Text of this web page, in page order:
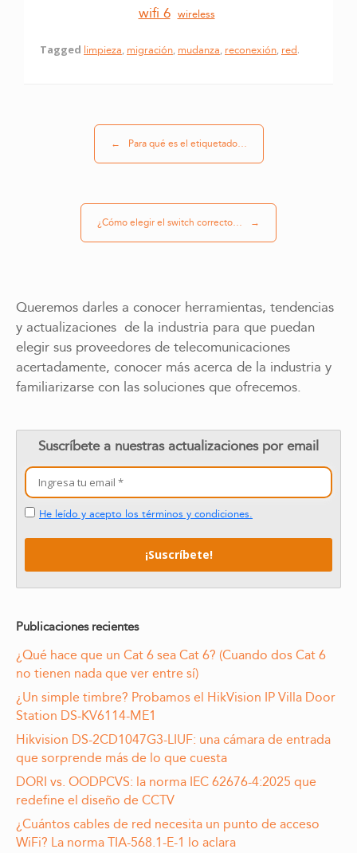
wifi 6 wireless
Tagged limpieza, migración, mudanza, reconexión, red.
← Para qué es el etiquetado…
¿Cómo elegir el switch correcto… →
Queremos darles a conocer herramientas, tendencias
y actualizaciones de la industria para que puedan
elegir sus proveedores de telecomunicaciones
acertadamente, conocer más acerca de la industria y
familiarizarse con las soluciones que ofrecemos.
Suscríbete a nuestras actualizaciones por email
He leído y acepto los términos y condiciones.
Publicaciones recientes
¿Qué hace que un Cat 6 sea Cat 6? (Cuando dos Cat 6
no tienen nada que ver entre sí)
¿Un simple timbre? Probamos el HikVision IP Villa Door
Station DS-KV6114-ME1
Hikvision DS-2CD1047G3-LIUF: una cámara de entrada
que sorprende más de lo que cuesta
DORI vs. OODPCVS: la norma IEC 62676-4:2025 que
redefine el diseño de CCTV
¿Cuántos cables de red necesita un punto de acceso
WiFi? La norma TIA-568.1-E-1 lo aclara